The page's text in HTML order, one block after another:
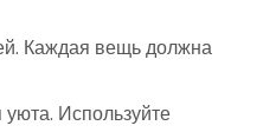
Каждая вещь должна
Используйте